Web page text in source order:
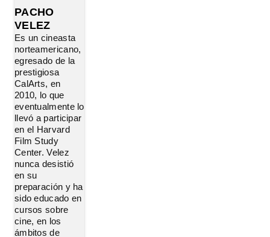
PACHO
VELEZ
Es un cineasta
norteamericano,
egresado de la
prestigiosa
CalArts, en
2010, lo que
eventualmente lo
llevó a participar
en el Harvard
Film Study
Center. Velez
nunca desistió
en su
preparación y ha
sido educado en
cursos sobre
cine, en los
ámbitos de